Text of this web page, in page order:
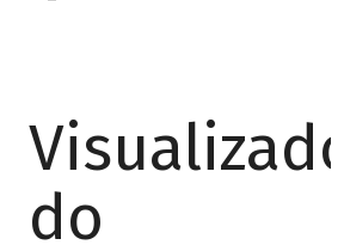
Visualizador
do